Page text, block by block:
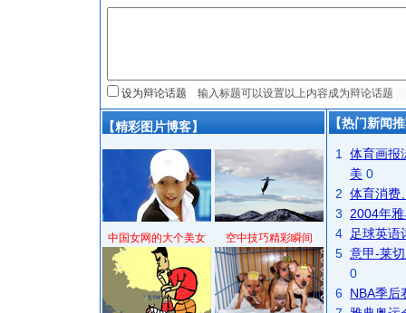
设为辩论话题
【精彩图片博客】
中国女网的大个美女 空中技巧精彩瞬间
【热门新闻
1
体育画报
美 0
2 体育消费
3
2004年
4
足球英语
5 意甲-莱
0
6 NBA季后